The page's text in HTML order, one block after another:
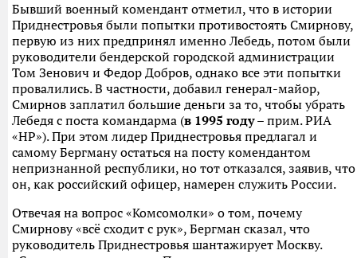
Бывший военный комендант отметил, что в истории
Приднестровья были попытки противостоять Смирнову,
первую из них предпринял именно Лебедь, потом были
руководители бендерской городской администрации
Том Зенович и Федор Добров, однако все эти попытки
провалились. В частности, добавил генерал-майор,
Смирнов заплатил большие деньги за то, чтобы убрать
Лебедя с поста командарма (в 1995 году– прим. РИА
«НР»). При этом лидер Приднестровья предлагал и
самому Бергману остаться на посту комендантом
непризнанной республики, но тот отказался, заявив, что
он, как российский офицер, намерен служить России.
Отвечая на вопрос «Комсомолки» о том, почему
Смирнову «всё сходит с рук», Бергман сказал, что
руководитель Приднестровья шантажирует Москву.